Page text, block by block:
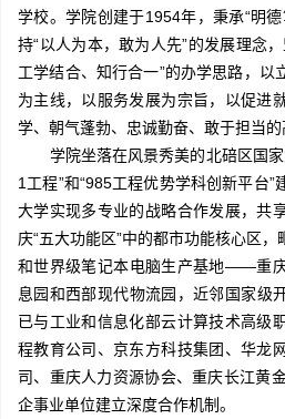
学校。学院创建于1954年，秉承“明
持“以人为本，敢为人先”的发展理念
工学结合、知行合一”的办学思路，以
为主线，以服务发展为宗旨，以促进
学、朝气蓬勃、忠诚勤奋、敢于担当的
学院坐落在风景秀美的北碚区国
1工程”和“985工程优势学科创新平台
大学实现多专业的战略合作发展，共
庆“五大功能区”中的都市功能核心区
和世界级笔记本电脑生产基地——重
息园和西部现代物流园，近邻国家级
已与工业和信息化部云计算技术高级
程教育公司、京东方科技集团、华龙
司、重庆人力资源协会、重庆长江黄
企事业单位建立深度合作机制。